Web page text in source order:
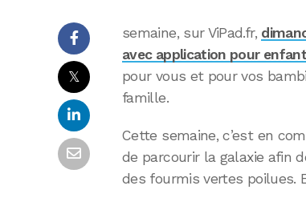
𝕏
semaine, sur ViPad.fr,
avec application pour enfant
pour vous et pour vos
famille.
Cette semaine, c’est en
de parcourir la galaxie afin
des fourmis vertes poilues.